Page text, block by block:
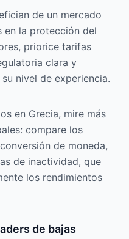
de un mercado
en la protección del
priorice tarifas
clara y
nivel de experiencia.
en Grecia, mire más
compare los
de moneda,
de inactividad, que
los rendimientos
de bajas